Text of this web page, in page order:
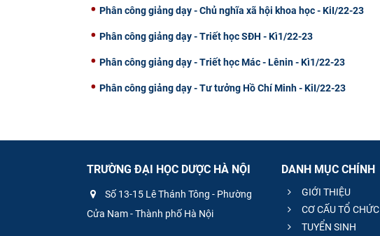
Phân công giảng dạy - Chủ nghĩa xã hội khoa học - KiI/22-23
Phân công giảng dạy - Triết học SĐH - Kì1/22-23
Phân công giảng dạy - Triết học Mác - Lênin - Kì1/22-23
Phân công giảng dạy - Tư tưởng Hồ Chí Minh - KiI/22-23
TRƯỜNG ĐẠI HỌC DƯỢC HÀ NỘI
Số 13-15 Lê Thánh Tông - Phường
Cửa Nam - Thành phố Hà Nội
DANH MỤC CHÍNH
GIỚI THIỆU
CƠ CẤU TỔ CHỨC
TUYỂN SINH